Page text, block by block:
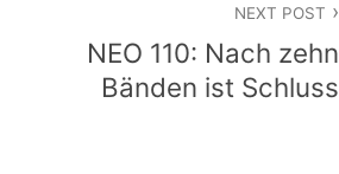
NEXT POST
NEO 110: Nach zehn
Bänden ist Schluss